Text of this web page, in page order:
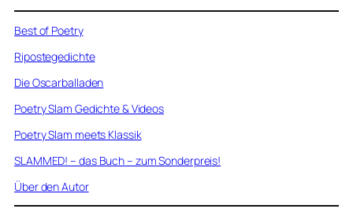
Best of Poetry
Ripostegedichte
Die Oscarballaden
Poetry Slam Gedichte & Videos
Poetry Slam meets Klassik
SLAMMED! – das Buch – zum Sonderpreis!
Über den Autor